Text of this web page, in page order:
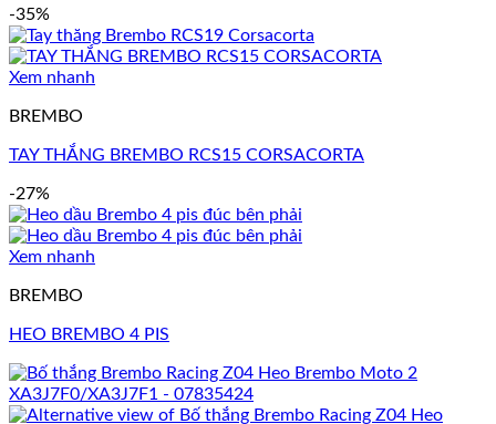
-35%
Xem nhanh
BREMBO
TAY THẮNG BREMBO RCS15 CORSACORTA
-27%
Xem nhanh
BREMBO
HEO BREMBO 4 PIS